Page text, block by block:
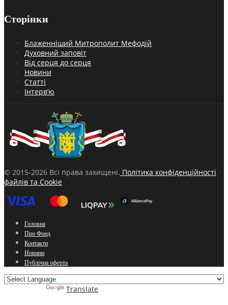
Сторінки
Блаженніший Митрополит Мефодій
Духовний заповіт
Від серця до серця
Новини
Статті
Інтерв’ю
© 2015-2026 Всі права захищені. Політика конфіденційності
файлів та Cookie
Головна
Про Фонд
Контакти
Новини
Публічна оферта
Translate